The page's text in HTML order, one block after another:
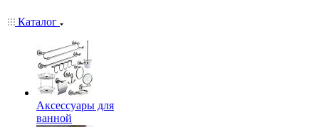
Каталог
Аксессуары для
ванной